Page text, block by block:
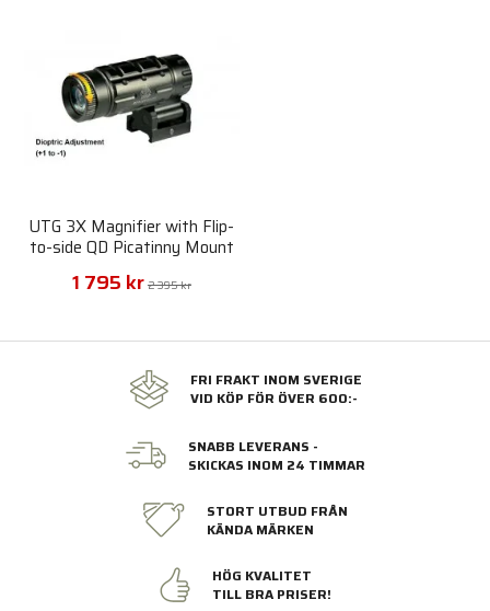
UTG 3X Magnifier with Flip-
to-side QD Picatinny Mount
1 795 kr 2 395 kr
FRI FRAKT INOM SVERIGE
VID KÖP FÖR ÖVER 600:-
SNABB LEVERANS -
SKICKAS INOM 24 TIMMAR
STORT UTBUD FRÅN
KÄNDA MÄRKEN
HÖG KVALITET
TILL BRA PRISER!